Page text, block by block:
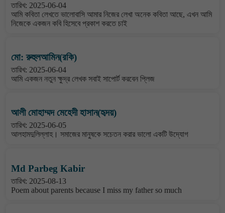
তারিখ: 2025-06-04
আমি কবিতা লেখতে ভালোবাসি আমার নিজের লেখা অনেক কবিতা আছে, এখন আমি
নিজেকে একজন কবি হিসেবে প্রকাশ করতে চাই
মো: রুহুলআমিন(রকি)
তারিখ: 2025-06-04
আমি একজন নতুন ক্ষুদ্র লেখক সবাই সাপোর্ট করবেন প্লিজ
আলী মোহাম্মদ মেহেদী হাসান(হৃদয়)
তারিখ: 2025-06-05
আলহামদুলিল্লাহ। সমাজের মানুষকে সচেতন করার ভালো একটি উদ্যোগ
Md Parbeg Kabir
তারিখ: 2025-08-13
Poem about parents because I miss my father so much